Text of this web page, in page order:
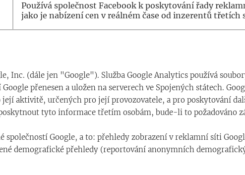
Používá společnost Facebook k poskytování řady
jako je nabízení cen v reálném čase od inzerentů třetích
Inc. (dále jen "Google"). Služba Google Analytics používá
přenesen a uložen na serverech ve Spojených státech.
aktivitě, určených pro její provozovatele, a pro poskytování
tyto informace třetím osobám, bude-li to požadováno
Google, a to: přehledy zobrazení v reklamní síti
demografické přehledy (reportování anonymních